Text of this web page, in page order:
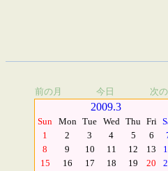
前の月 今日 次の
2009.3
Sun Mon Tue Wed Thu Fri
1
2 3 4 5 6
8
9 10 11 12 13
15
16 17 18 19 20